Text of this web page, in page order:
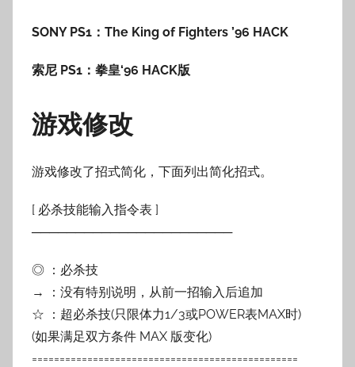
SONY PS1：The King of Fighters ’96 HACK
索尼 PS1：拳皇‘96 HACK版
游戏修改
游戏修改了招式简化，下面列出简化招式。
[ 必杀技能输入指令表 ]
───────────────────────
◎ ：必杀技
→ ：没有特别说明，从前一招输入后追加
☆ ：超必杀技(只限体力1/3或POWER表MAX时)
(如果满足双方条件 MAX 版变化)
================================================